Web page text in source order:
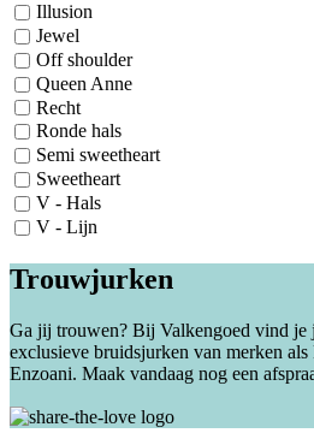
Illusion
Jewel
Off shoulder
Queen Anne
Recht
Ronde hals
Semi sweetheart
Sweetheart
V - Hals
V - Lijn
Trouwjurken
Ga jij trouwen? Bij Valkengoed vind
exclusieve bruidsjurken van merken
Enzoani. Maak vandaag nog een